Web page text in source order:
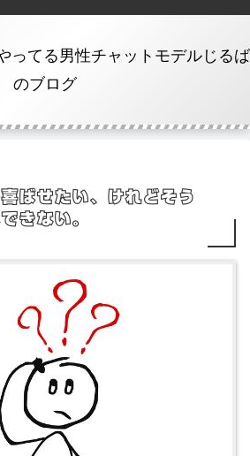
ってる男性チャットモデルじるば
のブログ
ばせたい、けれどそう
きない。